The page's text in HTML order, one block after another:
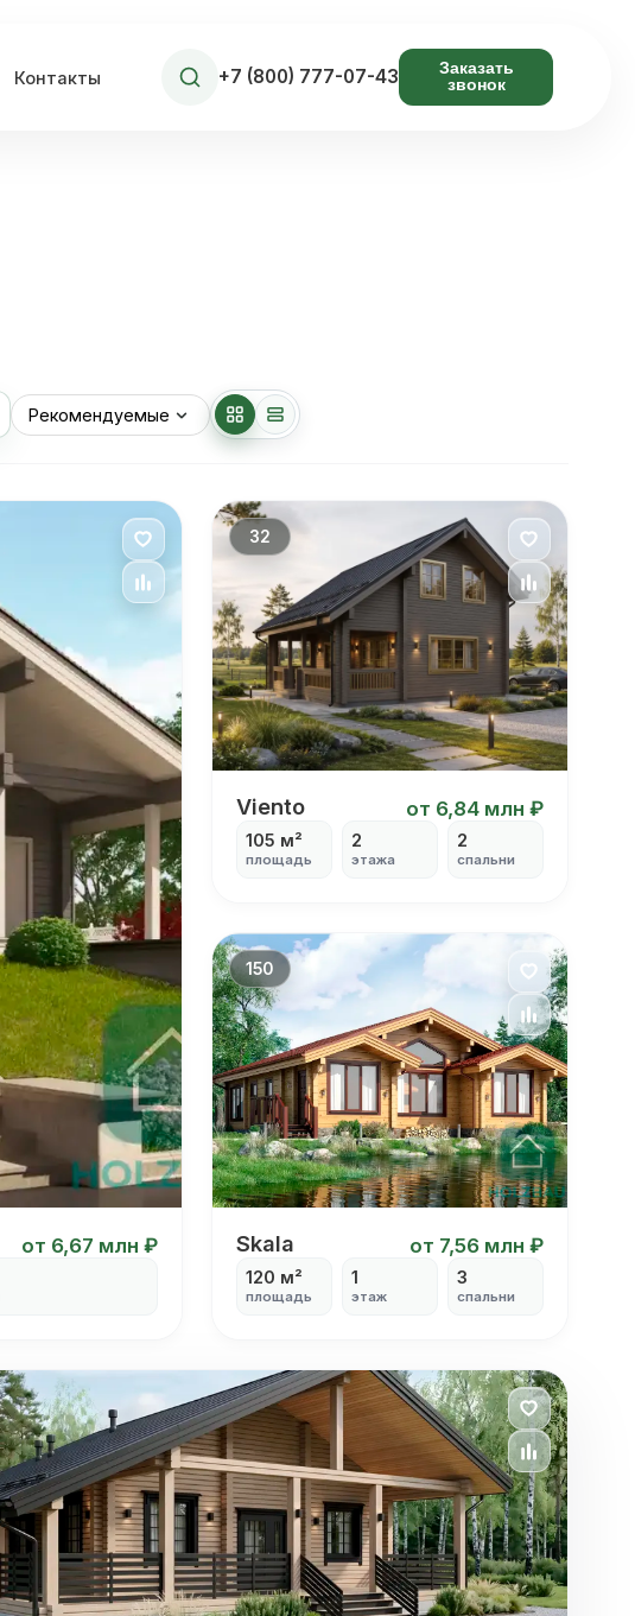
Контакты +7 (800) 777-07-43
Заказать
звонок
от 6,67 млн ₽
32
Viento
Viento от 6,84 млн ₽
105 м²
площадь
2
этажа
2
спальни
150
Skala
Skala от 7,56 млн ₽
120 м²
площадь
1
этаж
3
спальни